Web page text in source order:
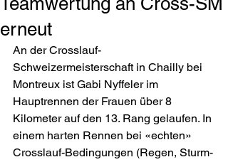
erneut
An der Crosslauf-
Schweizermeisterschaft in Chailly bei
Montreux ist Gabi Nyffeler im
Hauptrennen der Frauen über 8
Kilometer auf den 13. Rang gelaufen. In
einem harten Rennen bei «echten»
Crosslauf-Bedingungen (Regen, Sturm-